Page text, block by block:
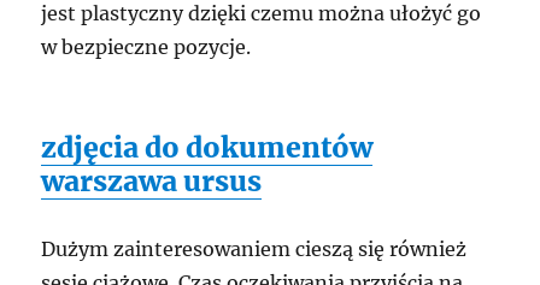
jest plastyczny dzięki czemu można ułożyć go
w bezpieczne pozycje.
zdjęcia do dokumentów
warszawa ursus
Dużym zainteresowaniem cieszą się również